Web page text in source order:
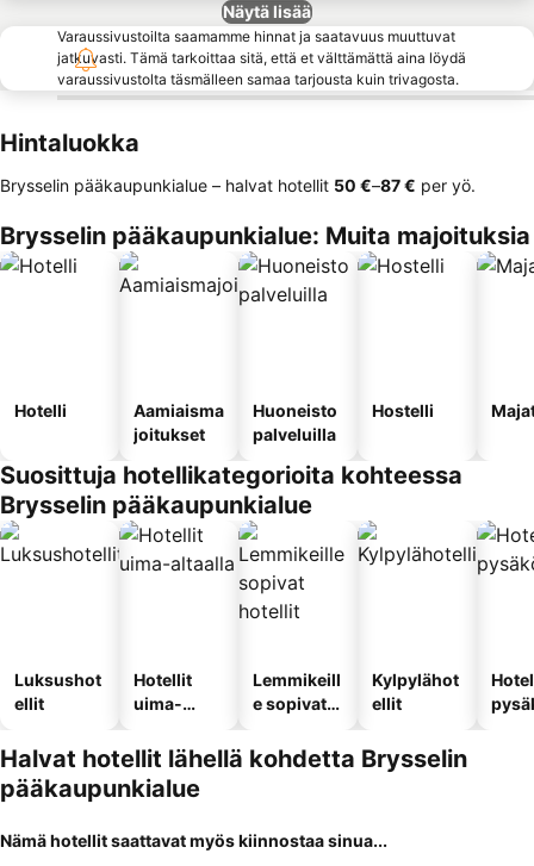
Näytä lisää
Varaussivustoilta saamamme hinnat ja saatavuus muuttuvat
jatkuvasti. Tämä tarkoittaa sitä, että et välttämättä aina löydä
varaussivustolta täsmälleen samaa tarjousta kuin trivagosta.
Hintaluokka
Brysselin pääkaupunkialue – halvat hotellit ‎50 €–‎87 € per yö.
Brysselin pääkaupunkialue: Muita majoituksia
Hotelli
Aamiaisma
joitukset
Huoneisto
palveluilla
Hostelli
Suosittuja hotellikategorioita kohteessa
Brysselin pääkaupunkialue
Luksushot
ellit
Hotellit
uima-
Lemmikeill
e sopivat
Kylpylähot
ellit
Halvat hotellit lähellä kohdetta Brysselin
pääkaupunkialue
Nämä hotellit saattavat myös kiinnostaa sinua...